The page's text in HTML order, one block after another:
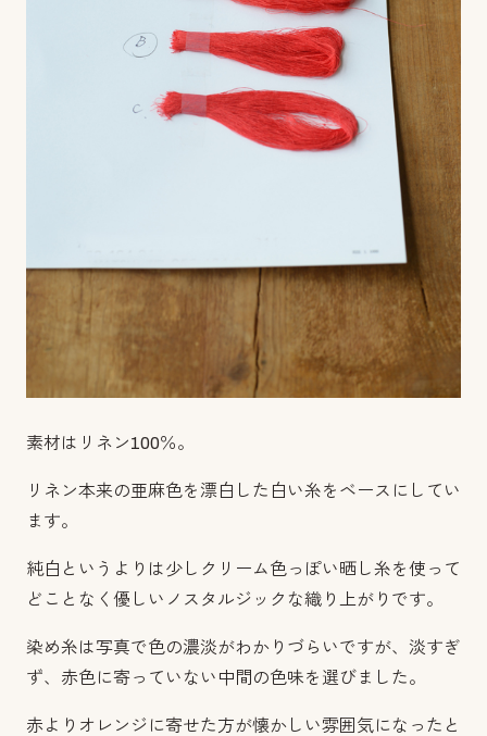
素材はリネン100％。
リネン本来の亜麻色を漂白した白い糸をベースにしてい
ます。
純白というよりは少しクリーム色っぽい晒し糸を使って
どことなく優しいノスタルジックな織り上がりです。
染め糸は写真で色の濃淡がわかりづらいですが、淡すぎ
ず、赤色に寄っていない中間の色味を選びました。
赤よりオレンジに寄せた方が懐かしい雰囲気になったと